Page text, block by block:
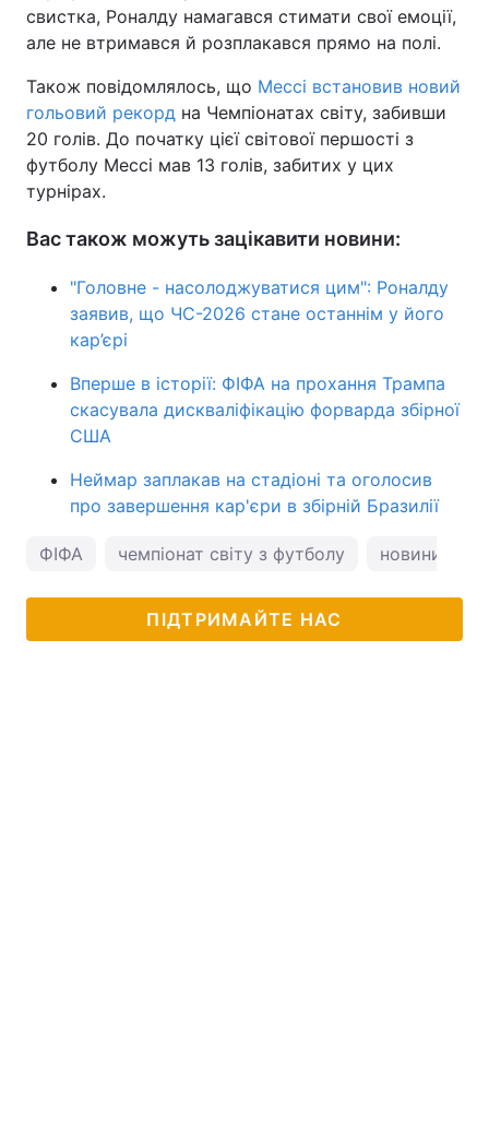
свистка, Роналду намагався стимати свої емоції,
але не втримався й розплакався прямо на полі.
Також повідомлялось, що Мессі встановив новий
гольовий рекорд на Чемпіонатах світу, забивши
20 голів. До початку цієї світової першості з
футболу Мессі мав 13 голів, забитих у цих
турнірах.
Вас також можуть зацікавити новини:
"Головне - насолоджуватися цим": Роналду
заявив, що ЧС-2026 стане останнім у його
кар’єрі
Вперше в історії: ФІФА на прохання Трампа
скасувала дискваліфікацію форварда збірної
США
Неймар заплакав на стадіоні та оголосив
про завершення кар'єри в збірній Бразилії
ФІФА чемпіонат світу з футболу новини
ПІДТРИМАЙТЕ НАС